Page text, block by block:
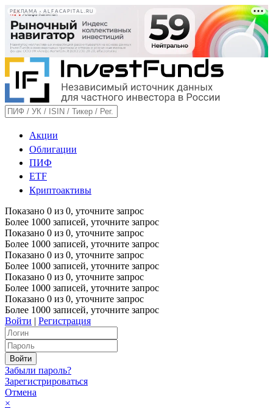
РЕКЛАМА • ALFACAPITAL.RU
Акции
Облигации
ПИФ
ETF
Криптоактивы
Показано 0 из 0, уточните запрос
Более 1000 записей, уточните запрос
Показано 0 из 0, уточните запрос
Более 1000 записей, уточните запрос
Показано 0 из 0, уточните запрос
Более 1000 записей, уточните запрос
Показано 0 из 0, уточните запрос
Более 1000 записей, уточните запрос
Показано 0 из 0, уточните запрос
Более 1000 записей, уточните запрос
Войти | Регистрация
Забыли пароль?
Зарегистрироваться
Отмена
×